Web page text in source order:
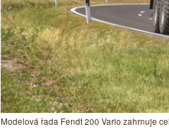
Modelová řada Fendt 200 Vario zahrnuje